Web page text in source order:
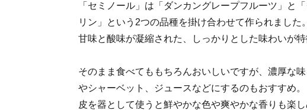
「セミノール」は「ダンカングレープフルーツ」と
リン」という2つの品種を掛け合わせて作られました。
甘味と酸味が凝縮された、しっかりとした味わいが特
そのまま食べてももちろんおいしいですが、濃厚な
やシャーベット、ジュースなどにするのもおすすめ。
皮を器として使うと鮮やかな色や爽やかな香りも楽し